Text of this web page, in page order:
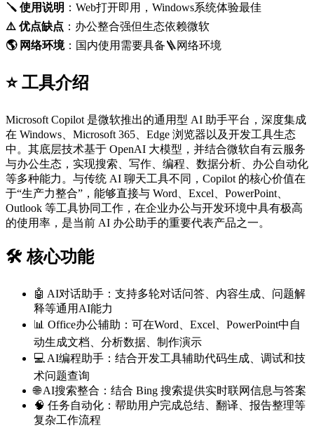
🪛 使用说明 ：Web打开即用，Windows系统体验最佳
⚠️ 优点缺点 ：办公整合强但生态依赖微软
🌎️ 网络环境：国内使用需要具备🪜网络环境
⭐️ 工具介绍
Microsoft Copilot 是微软推出的通用型 AI 助手平台，深度集成
在 Windows、Microsoft 365、Edge 浏览器以及开发工具生态
中。其底层技术基于 OpenAI 大模型，并结合微软自有云服务
与办公生态，实现搜索、写作、编程、数据分析、办公自动化
等多种能力。与传统 AI 聊天工具不同，Copilot 的核心价值在
于“生产力整合”，能够直接与 Word、Excel、PowerPoint、
Outlook 等工具协同工作，在企业办公与开发环境中具有极高
的使用率，是当前 AI 办公助手的重要代表产品之一。
🛠️ 核心功能
🤖 AI对话助手：支持多轮对话问答、内容生成、问题解
释等通用AI能力
📊 Office办公辅助：可在Word、Excel、PowerPoint中自
动生成文档、分析数据、制作演示
💻 AI编程助手：结合开发工具辅助代码生成、调试和技
术问题查询
🌐 AI搜索整合：结合 Bing 搜索提供实时联网信息与答案
🧠 任务自动化：帮助用户完成总结、翻译、报告整理等
复杂工作流程